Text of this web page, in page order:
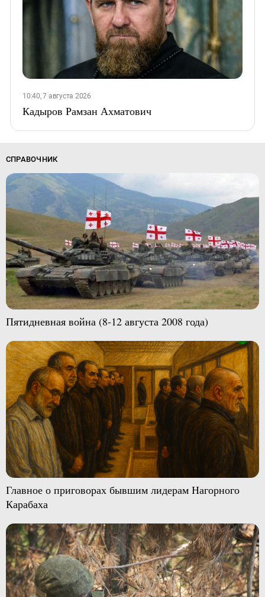
10:40, 7 августа 2026
Кадыров Рамзан Ахматович
СПРАВОЧНИК
Пятидневная война (8-12 августа 2008 года)
Главное о приговорах бывшим лидерам Нагорного
Карабаха